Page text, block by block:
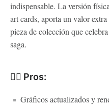
indispensable. La versión
art cards, aporta un valor
pieza de colección que
saga.
👍🏻 Pros:
Gráficos actualizados y